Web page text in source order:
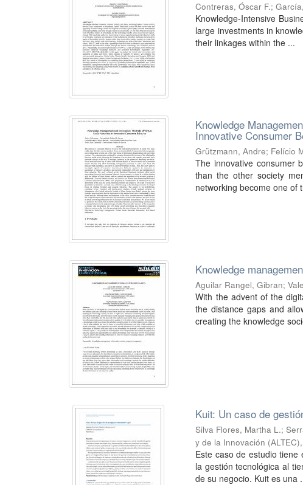
Contreras, Óscar F.;
Knowledge-Intensive
large investments in
their linkages within the ...
Knowledge
Innovative Consumer
Grützmann, Andre; Felício
The innovative consumer
than the other society
networking become one of
Knowledge
Aguilar Rangel, Gibran;
With the advent of the
the distance gaps and
creating the knowledge
Kuit: Un caso de
Silva Flores, Martha L.;
y de la Innovación (ALTEC)
Este caso de estudio
la gestión tecnológica al
de su negocio. Kuit es una